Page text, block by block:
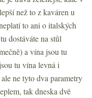
než to z kaváren u
to ani o italských
dostáváte na stůl
a vína jsou tu
tu vína levná i
ne tyto dva parametry
tak dneska dvě